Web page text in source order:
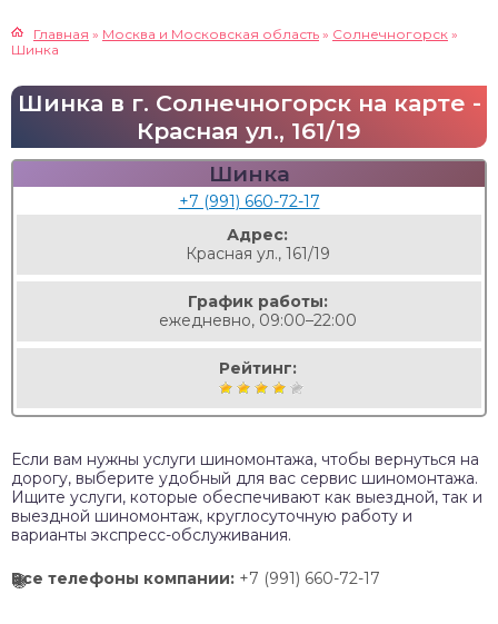
Главная » Москва и Московская область » Солнечногорск »
Шинка
Шинка в г. Солнечногорск на карте -
Красная ул., 161/19
Шинка
+7 (991) 660-72-17
Адрес:
Красная ул., 161/19
График работы:
ежедневно, 09:00–22:00
Рейтинг:
Если вам нужны услуги шиномонтажа, чтобы вернуться на
дорогу, выберите удобный для вас сервис шиномонтажа.
Ищите услуги, которые обеспечивают как выездной, так и
выездной шиномонтаж, круглосуточную работу и
варианты экспресс-обслуживания.
Все телефоны компании: +7 (991) 660-72-17